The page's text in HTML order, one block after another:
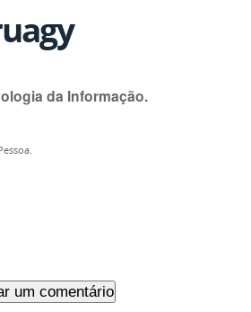
da Informação.